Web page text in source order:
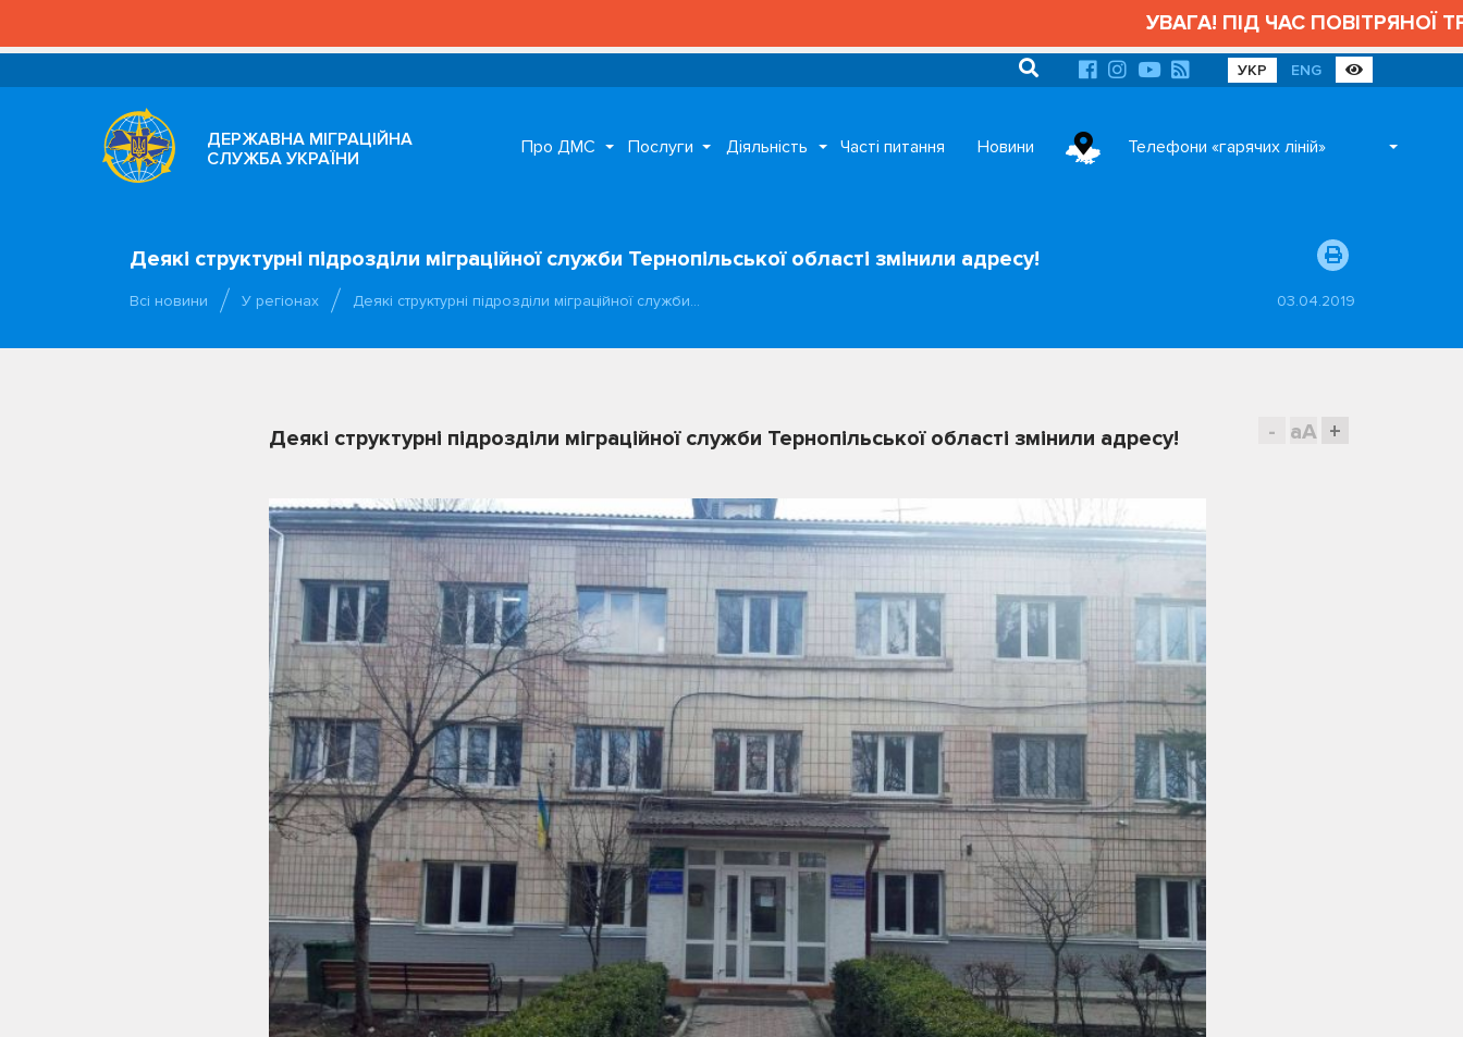
УВАГА! ПІД ЧАС ПОВІТРЯНОЇ
УКР ENG
ДЕРЖАВНА МІГРАЦІЙНА
СЛУЖБА УКРАЇНИ
Про ДМС Послуги Діяльність Часті питання Новини Телефони «гарячих ліній»
Деякі структурні підрозділи міграційної служби Тернопільської області змінили адресу!
Всі новини У регіонах Деякі структурні підрозділи міграційної служби… 03.04.2019
- aA +
Деякі структурні підрозділи міграційної служби Тернопільської області змінили адресу!